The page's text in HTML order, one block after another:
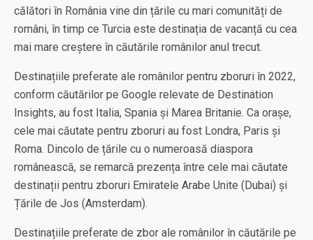
călători în România vine din țările cu mari comunități de
români, în timp ce Turcia este destinația de vacanță cu cea
mai mare creștere în căutările românilor anul trecut.
Destinațiile preferate ale românilor pentru zboruri în 2022,
conform căutărilor pe Google relevate de Destination
Insights, au fost Italia, Spania și Marea Britanie. Ca orașe,
cele mai căutate pentru zboruri au fost Londra, Paris și
Roma. Dincolo de țările cu o numeroasă diaspora
românească, se remarcă prezența între cele mai căutate
destinații pentru zboruri Emiratele Arabe Unite (Dubai) și
Țările de Jos (Amsterdam).
Destinațiile preferate de zbor ale românilor în căutările pe